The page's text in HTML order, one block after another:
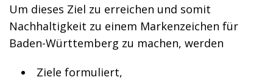
Um dieses Ziel zu erreichen und somit
Nachhaltigkeit zu einem Markenzeichen für
Baden-Württemberg zu machen, werden
Ziele formuliert,